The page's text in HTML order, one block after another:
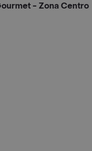
- Zona Centro